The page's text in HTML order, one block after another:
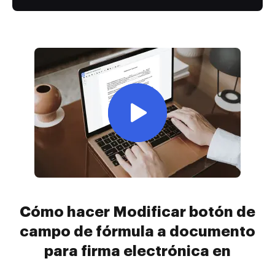
Cómo hacer Modificar botón de
campo de fórmula a documento
para firma electrónica en